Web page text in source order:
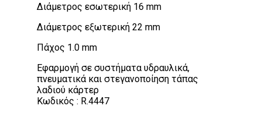
Διάμετρος εσωτερική 16 mm
Διάμετρος εξωτερική 22 mm
Πάχος 1.0 mm
Εφαρμογή σε συστήματα υδραυλικά,
πνευματικά και στεγανοποίηση τάπας
λαδιού κάρτερ
Κωδικός : R.4447